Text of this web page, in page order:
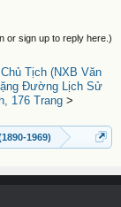
or sign up to reply here.)
Tịch (NXB Văn
Đường Lịch Sử
176 Trang >
1969)